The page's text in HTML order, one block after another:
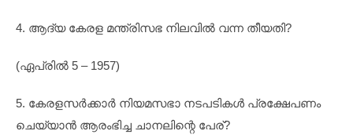
4. ആദ്യ കേരള മന്ത്രിസഭ നിലവിൽ വന്ന തീയതി?
(ഏപ്രിൽ 5 – 1957)
5. കേരളസർക്കാർ നിയമസഭാ നടപടികൾ പ്രക്ഷേപണം
ചെയ്യാൻ ആരംഭിച്ച ചാനലിന്റെ പേര്?